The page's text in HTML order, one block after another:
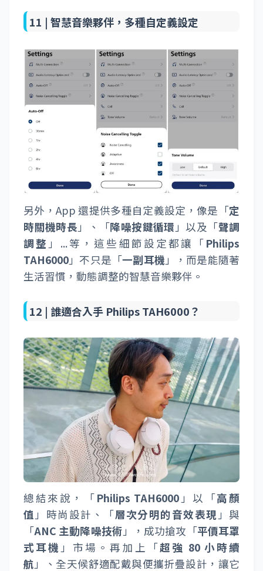
11 |智慧音樂夥伴，多種自定義設定
另外，App 還提供多種自定義設定，像是「定
時關機時長 」、「降噪按鍵循環 」以及「聲調
調整 」...等，這些細節設定都讓「 Philips
TAH6000 」不只是「一副耳機 」，而是能隨著
生活習慣，動態調整的智慧音樂夥伴。
12 | 誰適合入手 Philips TAH6000？
總結來說，「 Philips TAH6000」以「高顏
值」時尚設計、「層次分明的音效表現」與
「ANC 主動降噪技術」，成功搶攻「平價耳罩
式耳機 」市場。再加上「超強 80 小時續
航」、全天候舒適配戴與便攜折疊設計，讓它